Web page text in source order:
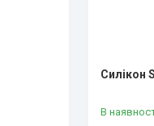
Силікон
В